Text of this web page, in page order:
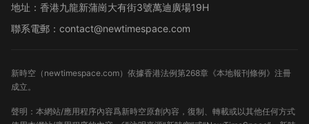
地址：香港九龍新蒲崗大有街3號萬迪廣場19H
聯系電郵：contact@newtimespace.com
新時空（ newtimespace.com）依據香港法例第268章《本地報刊條例》注冊
成立。
聲明：本網站/應用程序內容爲新時空原創內容，復制、轉載或以其他任何方式